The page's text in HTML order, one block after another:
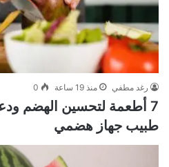
رغد مطفي منذ 19 ساعة 0
7 أطعمة لتحسين الهضم
طبيب جهاز هضمي